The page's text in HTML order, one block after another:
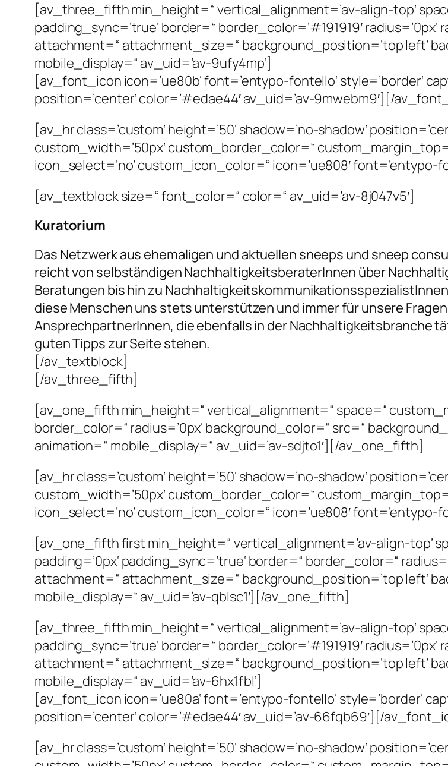
[av_three_fifth min_height=“ vertical_alignment=’av-align-top‘
padding_sync=’true‘ border=“ border_color=’#191919′
attachment=“ attachment_size=“ background_position=’top left‘
mobile_display=“ av_uid=’av-9ufy4mp‘]
[av_font_icon icon=’ue80b‘ font=’entypo-fontello‘ style=’border‘
position=’center‘ color=’#edae44′ av_uid=’av-9mwebm9′][/
[av_hr class=’custom‘ height=’50‘ shadow=’no-shadow‘
custom_width=’50px‘ custom_border_color=“
icon_select=’no‘ custom_icon_color=“ icon=’ue808′ font=’entypo-
[av_textblock size=“ font_color=“ color=“ av_uid=’av-8j047v5′]
Kuratorium
Das Netzwerk aus ehemaligen und aktuellen sneeps und sneep
reicht von selbständigen NachhaltigkeitsberaterInnen über
Beratungen bis hin zu
diese Menschen uns stets unterstützen und immer für unsere
AnsprechpartnerInnen, die ebenfalls in der Nachhaltigkeitsbranche
guten Tipps zur Seite stehen.
[/av_textblock]
[/av_three_fifth]
[av_one_fifth min_height=“ vertical_alignment=“ space=“
border_color=“ radius=’0px‘ background_color=“ src=“
animation=“ mobile_display=“ av_uid=’av-sdjto1′][/av_one_fifth]
[av_hr class=’custom‘ height=’50‘ shadow=’no-shadow‘
custom_width=’50px‘ custom_border_color=“
icon_select=’no‘ custom_icon_color=“ icon=’ue808′ font=’entypo-
[av_one_fifth first min_height=“ vertical_alignment=’av-align-top‘
padding=’0px‘ padding_sync=’true‘ border=“ border_color=“
attachment=“ attachment_size=“ background_position=’top left‘
mobile_display=“ av_uid=’av-qblsc1′][/av_one_fifth]
[av_three_fifth min_height=“ vertical_alignment=’av-align-top‘
padding_sync=’true‘ border=“ border_color=’#191919′
attachment=“ attachment_size=“ background_position=’top left‘
mobile_display=“ av_uid=’av-6hx1fbl‘]
[av_font_icon icon=’ue80a‘ font=’entypo-fontello‘ style=’border‘
position=’center‘ color=’#edae44′ av_uid=’av-66fqb69′][/
[av_hr class=’custom‘ height=’50‘ shadow=’no-shadow‘